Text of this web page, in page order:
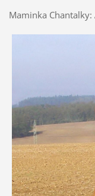
Maminka